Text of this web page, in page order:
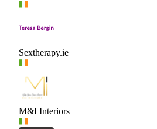
Sextherapy.ie
M&I Interiors